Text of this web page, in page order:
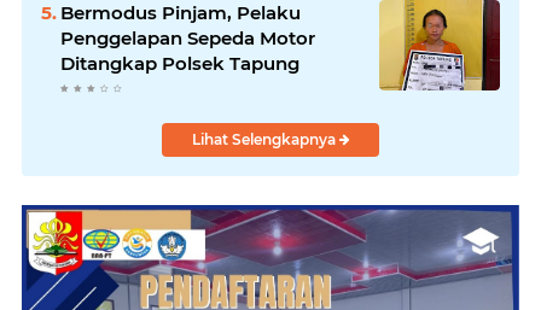
Bermodus Pinjam, Pelaku
Penggelapan Sepeda Motor
Ditangkap Polsek Tapung
Lihat Selengkapnya